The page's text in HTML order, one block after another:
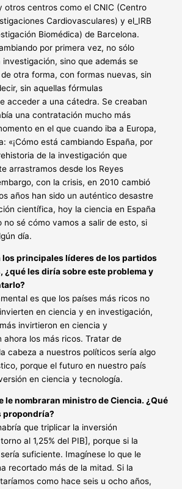
otros centros como el CNIC (Centro
Cardiovasculares) y el_IRB
Biomédica) de Barcelona.
por primera vez, no sólo
sino que además se
otra forma, con formas nuevas, sin
sin aquellas fórmulas
acceder a una cátedra. Se creaban
una contratación mucho más
en el que cuando iba a Europa,
«¡Cómo está cambiando España, por
de la investigación que
arrastramos desde los Reyes
con la crisis, en 2010 cambió
años han sido un auténtico desastre
científica, hoy la ciencia en España
no sé cómo vamos a salir de esto, si
día.
los principales líderes de los partidos
¿qué les diría sobre este problema y
es que los países más ricos no
en ciencia y en investigación,
invirtieron en ciencia y
ahora los más ricos. Tratar de
cabeza a nuestros políticos sería algo
porque el futuro en nuestro país
en ciencia y tecnología.
le nombraran ministro de Ciencia. ¿Qué
propondría?
que triplicar la inversión
al 1,25% del PIB], porque si la
suficiente. Imagínese lo que le
recortado más de la mitad. Si la
como hace seis u ocho años,